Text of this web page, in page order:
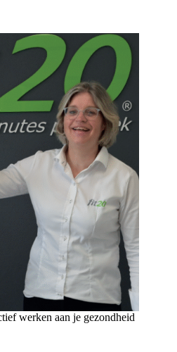
werken aan je gezondheid